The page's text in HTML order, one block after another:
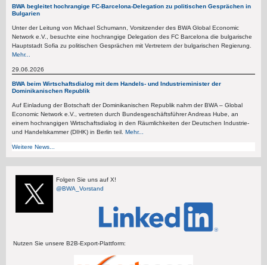
BWA begleitet hochrangige FC-Barcelona-Delegation zu politischen Gesprächen in
Bulgarien
Unter der Leitung von Michael Schumann, Vorsitzender des BWA Global Economic
Network e.V., besuchte eine hochrangige Delegation des FC Barcelona die bulgarische
Hauptstadt Sofia zu politischen Gesprächen mit Vertretern der bulgarischen Regierung.
Mehr...
29.06.2026
BWA beim Wirtschaftsdialog mit dem Handels- und Industrieminister der
Dominikanischen Republik
Auf Einladung der Botschaft der Dominikanischen Republik nahm der BWA – Global
Economic Network e.V., vertreten durch Bundesgeschäftsführer Andreas Hube, an
einem hochrangigen Wirtschaftsdialog in den Räumlichkeiten der Deutschen Industrie-
und Handelskammer (DIHK) in Berlin teil. Mehr...
Weitere News...
Folgen Sie uns auf X!
@BWA_Vorstand
Nutzen Sie unsere B2B-Export-Plattform: